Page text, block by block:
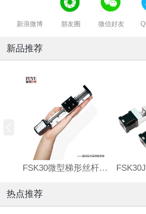
新浪微博 朋友圈 微信好友
新品推荐
FSK30微型梯形丝杆滑台
热点推荐